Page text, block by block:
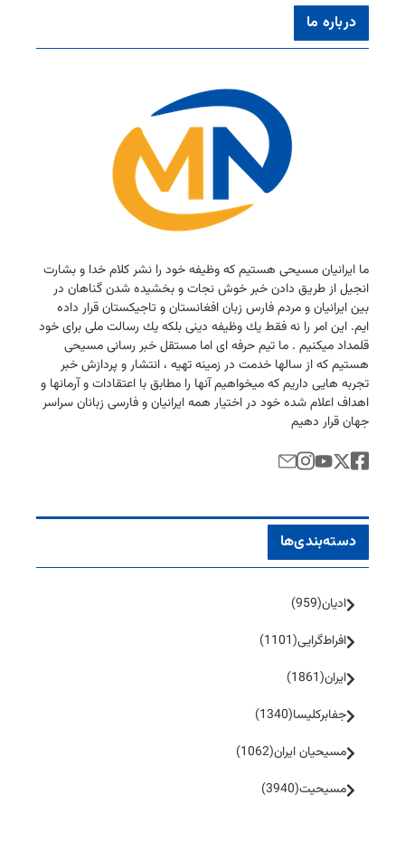
درباره ما
ما ایرانیان مسیحی هستیم كه وظیفه خود را نشر كلام خدا و بشارت
انجیل از طریق دادن خبر خوش نجات و بخشیده شدن گناهان در
بین ایرانیان و مردم فارس زبان افغانستان و تاجیكستان قرار داده
ایم. این امر را نه فقط یك وظیفه دینی بلكه یك رسالت ملی برای خود
قلمداد میكنیم . ما تیم حرفه ای اما مستقل خبر رسانی مسیحی
هستیم كه از سالها خدمت در زمینه تهیه ، انتشار و پردازش خبر
تجربه هایی داریم كه میخواهیم آنها را مطابق با اعتقادات و آرمانها و
اهداف اعلام شده خود در اختیار همه ایرانیان و فارسی زبانان سراسر
جهان قرار دهیم
دسته‌بندی‌ها
ادیان(959)
افراط‌گرایی(1101)
ایران(1861)
جفا‌بر‌کلیسا(1340)
مسیحیان ایران(1062)
مسیحیت(3940)